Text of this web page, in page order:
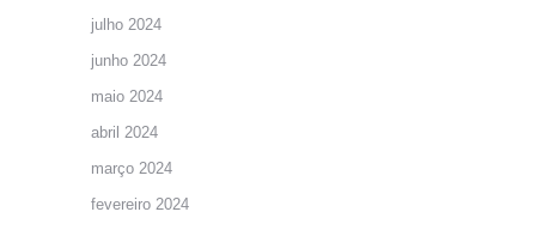
julho 2024
junho 2024
maio 2024
abril 2024
março 2024
fevereiro 2024